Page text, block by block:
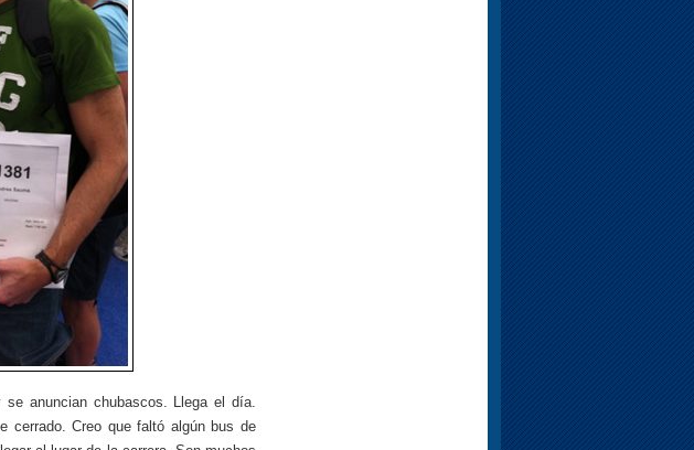
anuncian chubascos. Llega el día.
cerrado. Creo que faltó algún bus de